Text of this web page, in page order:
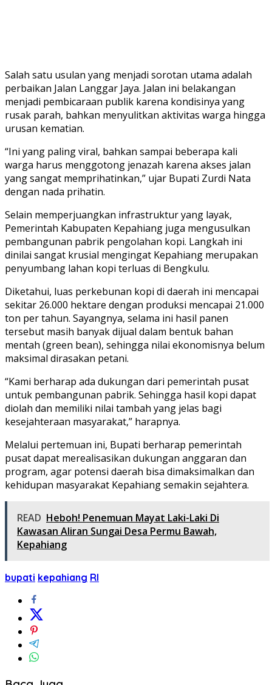
Salah satu usulan yang menjadi sorotan utama adalah
perbaikan Jalan Langgar Jaya. Jalan ini belakangan
menjadi pembicaraan publik karena kondisinya yang
rusak parah, bahkan menyulitkan aktivitas warga hingga
urusan kematian.
“Ini yang paling viral, bahkan sampai beberapa kali
warga harus menggotong jenazah karena akses jalan
yang sangat memprihatinkan,” ujar Bupati Zurdi Nata
dengan nada prihatin.
Selain memperjuangkan infrastruktur yang layak,
Pemerintah Kabupaten Kepahiang juga mengusulkan
pembangunan pabrik pengolahan kopi. Langkah ini
dinilai sangat krusial mengingat Kepahiang merupakan
penyumbang lahan kopi terluas di Bengkulu.
Diketahui, luas perkebunan kopi di daerah ini mencapai
sekitar 26.000 hektare dengan produksi mencapai 21.000
ton per tahun. Sayangnya, selama ini hasil panen
tersebut masih banyak dijual dalam bentuk bahan
mentah (green bean), sehingga nilai ekonomisnya belum
maksimal dirasakan petani.
“Kami berharap ada dukungan dari pemerintah pusat
untuk pembangunan pabrik. Sehingga hasil kopi dapat
diolah dan memiliki nilai tambah yang jelas bagi
kesejahteraan masyarakat,” harapnya.
Melalui pertemuan ini, Bupati berharap pemerintah
pusat dapat merealisasikan dukungan anggaran dan
program, agar potensi daerah bisa dimaksimalkan dan
kehidupan masyarakat Kepahiang semakin sejahtera.
READ Heboh! Penemuan Mayat Laki-Laki Di
Kawasan Aliran Sungai Desa Permu Bawah,
Kepahiang
bupati kepahiang RI